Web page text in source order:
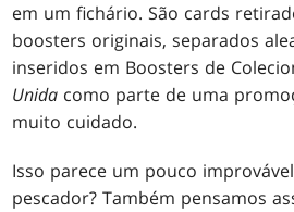
em um fichário. São cards
boosters originais, separados
inseridos em Boosters de
Unida como parte de uma
muito cuidado.
Isso parece um pouco
pescador? Também pensamos